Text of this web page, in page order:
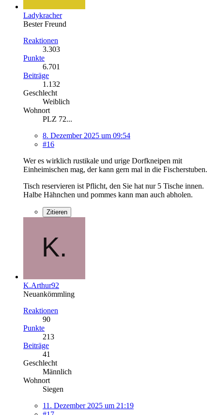
Ladykracher
Bester Freund
Reaktionen
3.303
Punkte
6.701
Beiträge
1.132
Geschlecht
Weiblich
Wohnort
PLZ 72...
8. Dezember 2025 um 09:54
#16
Wer es wirklich rustikale und urige Dorfkneipen mit
Einheimischen mag, der kann gern mal in die Fischerstuben.
Tisch reservieren ist Pflicht, den Sie hat nur 5 Tische innen.
Halbe Hähnchen und pommes kann man auch abholen.
Zitieren
K.Arthur92
Neuankömmling
Reaktionen
90
Punkte
213
Beiträge
41
Geschlecht
Männlich
Wohnort
Siegen
11. Dezember 2025 um 21:19